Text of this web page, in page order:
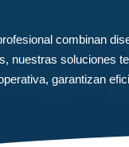
combinan
nuestras soluciones
garantizan